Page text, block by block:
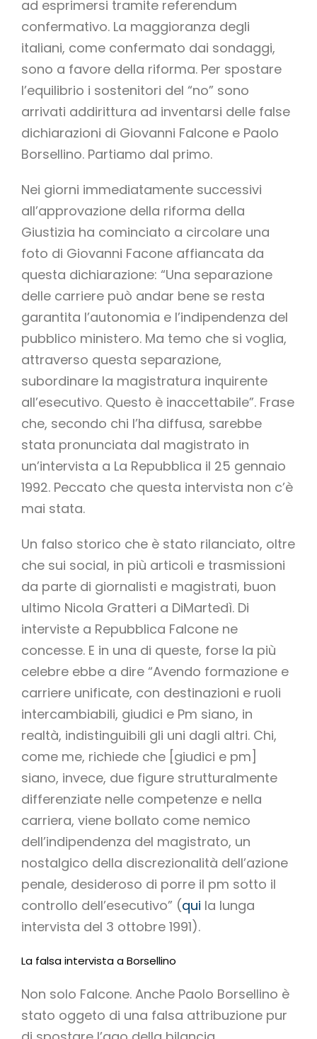
ad esprimersi tramite referendum
confermativo. La maggioranza degli
italiani, come confermato dai sondaggi,
sono a favore della riforma. Per spostare
l’equilibrio i sostenitori del “no” sono
arrivati addirittura ad inventarsi delle false
dichiarazioni di Giovanni Falcone e Paolo
Borsellino. Partiamo dal primo.
Nei giorni immediatamente successivi
all’approvazione della riforma della
Giustizia ha cominciato a circolare una
foto di Giovanni Facone affiancata da
questa dichiarazione: “Una separazione
delle carriere può andar bene se resta
garantita l’autonomia e l’indipendenza del
pubblico ministero. Ma temo che si voglia,
attraverso questa separazione,
subordinare la magistratura inquirente
all’esecutivo. Questo è inaccettabile”. Frase
che, secondo chi l’ha diffusa, sarebbe
stata pronunciata dal magistrato in
un’intervista a La Repubblica il 25 gennaio
1992. Peccato che questa intervista non c’è
mai stata.
Un falso storico che è stato rilanciato, oltre
che sui social, in più articoli e trasmissioni
da parte di giornalisti e magistrati, buon
ultimo Nicola Gratteri a DiMartedì. Di
interviste a Repubblica Falcone ne
concesse. E in una di queste, forse la più
celebre ebbe a dire “Avendo formazione e
carriere unificate, con destinazioni e ruoli
intercambiabili, giudici e Pm siano, in
realtà, indistinguibili gli uni dagli altri. Chi,
come me, richiede che [giudici e pm]
siano, invece, due figure strutturalmente
differenziate nelle competenze e nella
carriera, viene bollato come nemico
dell’indipendenza del magistrato, un
nostalgico della discrezionalità dell’azione
penale, desideroso di porre il pm sotto il
controllo dell’esecutivo” (qui la lunga
intervista del 3 ottobre 1991).
La falsa intervista a Borsellino
Non solo Falcone. Anche Paolo Borsellino è
stato oggeto di una falsa attribuzione pur